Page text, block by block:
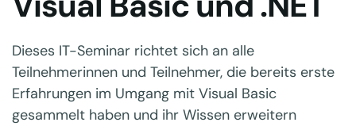
Dieses IT-Seminar richtet sich an alle
Teilnehmerinnen und Teilnehmer, die bereits erste
Erfahrungen im Umgang mit Visual Basic
gesammelt haben und ihr Wissen erweitern